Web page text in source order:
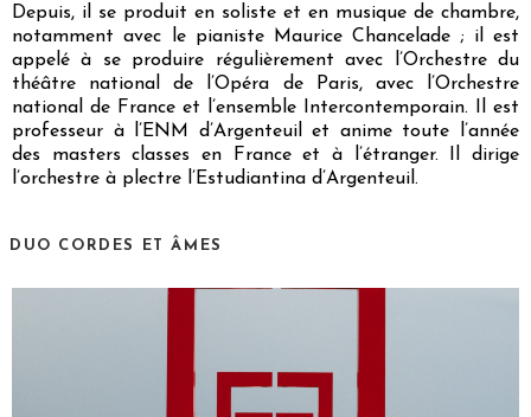
Depuis, il se produit en soliste et en musique de chambre,
notamment avec le pianiste Maurice Chancelade ; il est
appelé à se produire régulièrement avec l’Orchestre du
théâtre national de l’Opéra de Paris, avec l’Orchestre
national de France et l’ensemble Intercontemporain. Il est
professeur à l’ENM d’Argenteuil et anime toute l’année
des masters classes en France et à l’étranger. Il dirige
l’orchestre à plectre l’Estudiantina d’Argenteuil.
DUO CORDES ET ÂMES